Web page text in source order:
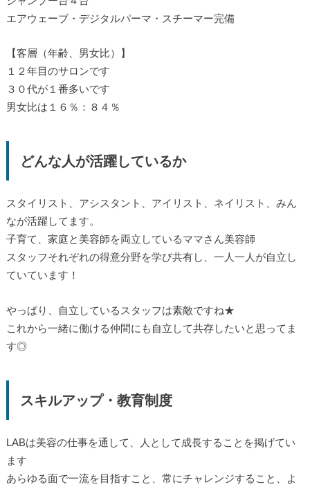
エアウェーブ・デジタルパーマ・スチーマー完備
【客層（年齢、男女比）】
１２年目のサロンです
３０代が１番多いです
男女比は１６％：８４％
どんな人が活躍しているか
スタイリスト、アシスタント、アイリスト、ネイリスト、みん
なが活躍してます。
子育て、家庭と美容師を両立しているママさん美容師
スタッフそれぞれの得意分野を学び共有し、一人一人が自立し
ていています！
やっぱり、自立しているスタッフは素敵ですね★
これから一緒に働ける仲間にも自立して共存したいと思ってま
す◎
スキルアップ・教育制度
LABは美容の仕事を通して、人として成長することを掲げてい
ます
あらゆる面で一流を目指すこと、常にチャレンジすること、よ